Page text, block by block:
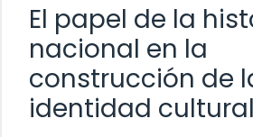
El papel de la
nacional en la
construcción de
identidad cultural